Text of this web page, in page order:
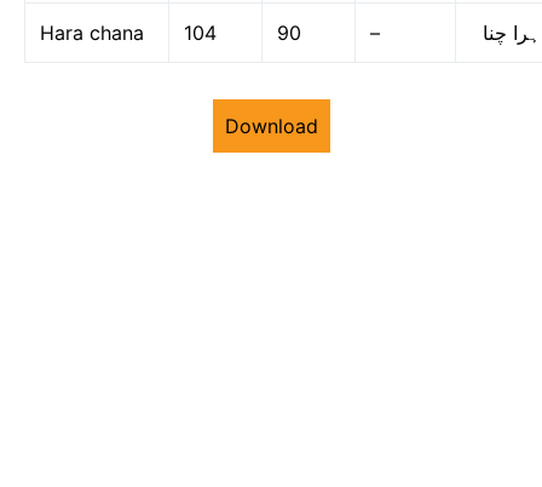
Hara chana 104 90 – ہرا چنا
Download